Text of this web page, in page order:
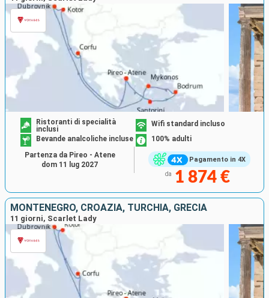
Pagamento in 4X
Ristoranti di specialità
inclusi
Wifi standard incluso
Bevande analcoliche incluse
100% adulti
da 1 874 €
Partenza da Pireo - Atene
dom 11 lug 2027
MONTENEGRO, CROAZIA, TURCHIA, GRECIA
11 giorni, Scarlet Lady